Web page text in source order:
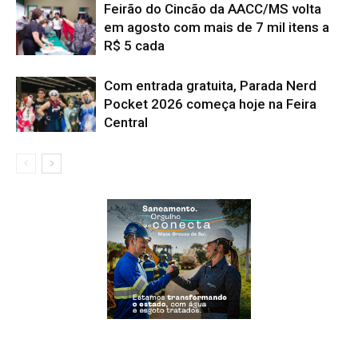
Feirão do Cincão da AACC/MS volta
em agosto com mais de 7 mil itens a
R$ 5 cada
Com entrada gratuita, Parada Nerd
Pocket 2026 começa hoje na Feira
Central